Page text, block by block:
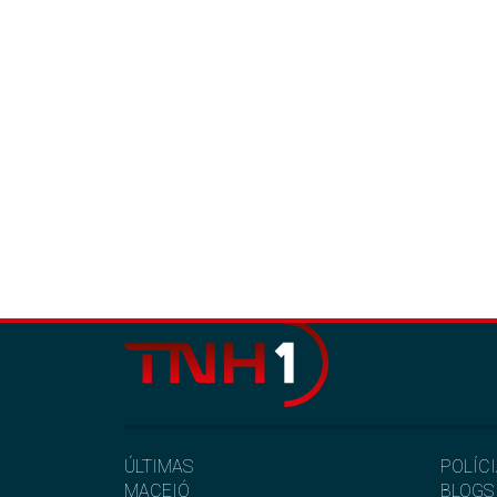
ÚLTIMAS
MACEIÓ
BLOGS